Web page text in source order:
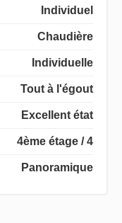
Individuel
Chaudière
Individuelle
Tout à l'égout
Excellent état
4ème étage / 4
Panoramique